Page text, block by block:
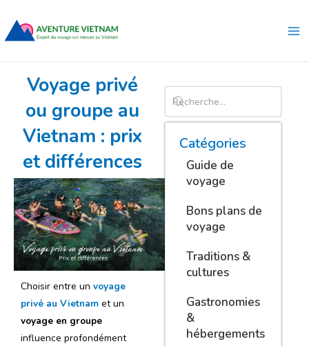
contenu
Voyage privé
ou groupe au
Vietnam : prix
et différences
Choisir entre un voyage
privé au Vietnam et un
voyage en groupe
influence profondément
Catégories
Guide de
voyage
Bons plans de
voyage
Traditions &
cultures
Gastronomies
&
hébergements